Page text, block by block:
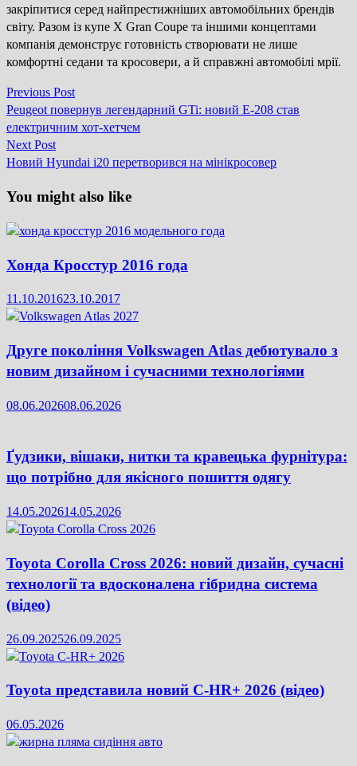
закріпитися серед найпрестижніших автомобільних брендів
світу. Разом із купе X Gran Coupe та іншими концептами
компанія демонструє готовність створювати не лише
комфортні седани та кросовери, а й справжні автомобілі мрії.
Навігація
записів
Previous PostPrevious
post:
Peugeot повернув легендарний GTi: новий E-208 став
електричним хот-хетчем
Next PostNext
post:
Новий Hyundai i20 перетворився на мінікросовер
You might also like
Хонда Кросстур 2016 года
11.10.201623.10.2017
Друге покоління Volkswagen Atlas дебютувало з
новим дизайном і сучасними технологіями
08.06.202608.06.2026
Ґудзики, вішаки, нитки та кравецька фурнітура:
що потрібно для якісного пошиття одягу
14.05.202614.05.2026
Toyota Corolla Cross 2026: новий дизайн, сучасні
технології та вдосконалена гібридна система
(відео)
26.09.202526.09.2025
Toyota представила новий C-HR+ 2026 (відео)
06.05.2026